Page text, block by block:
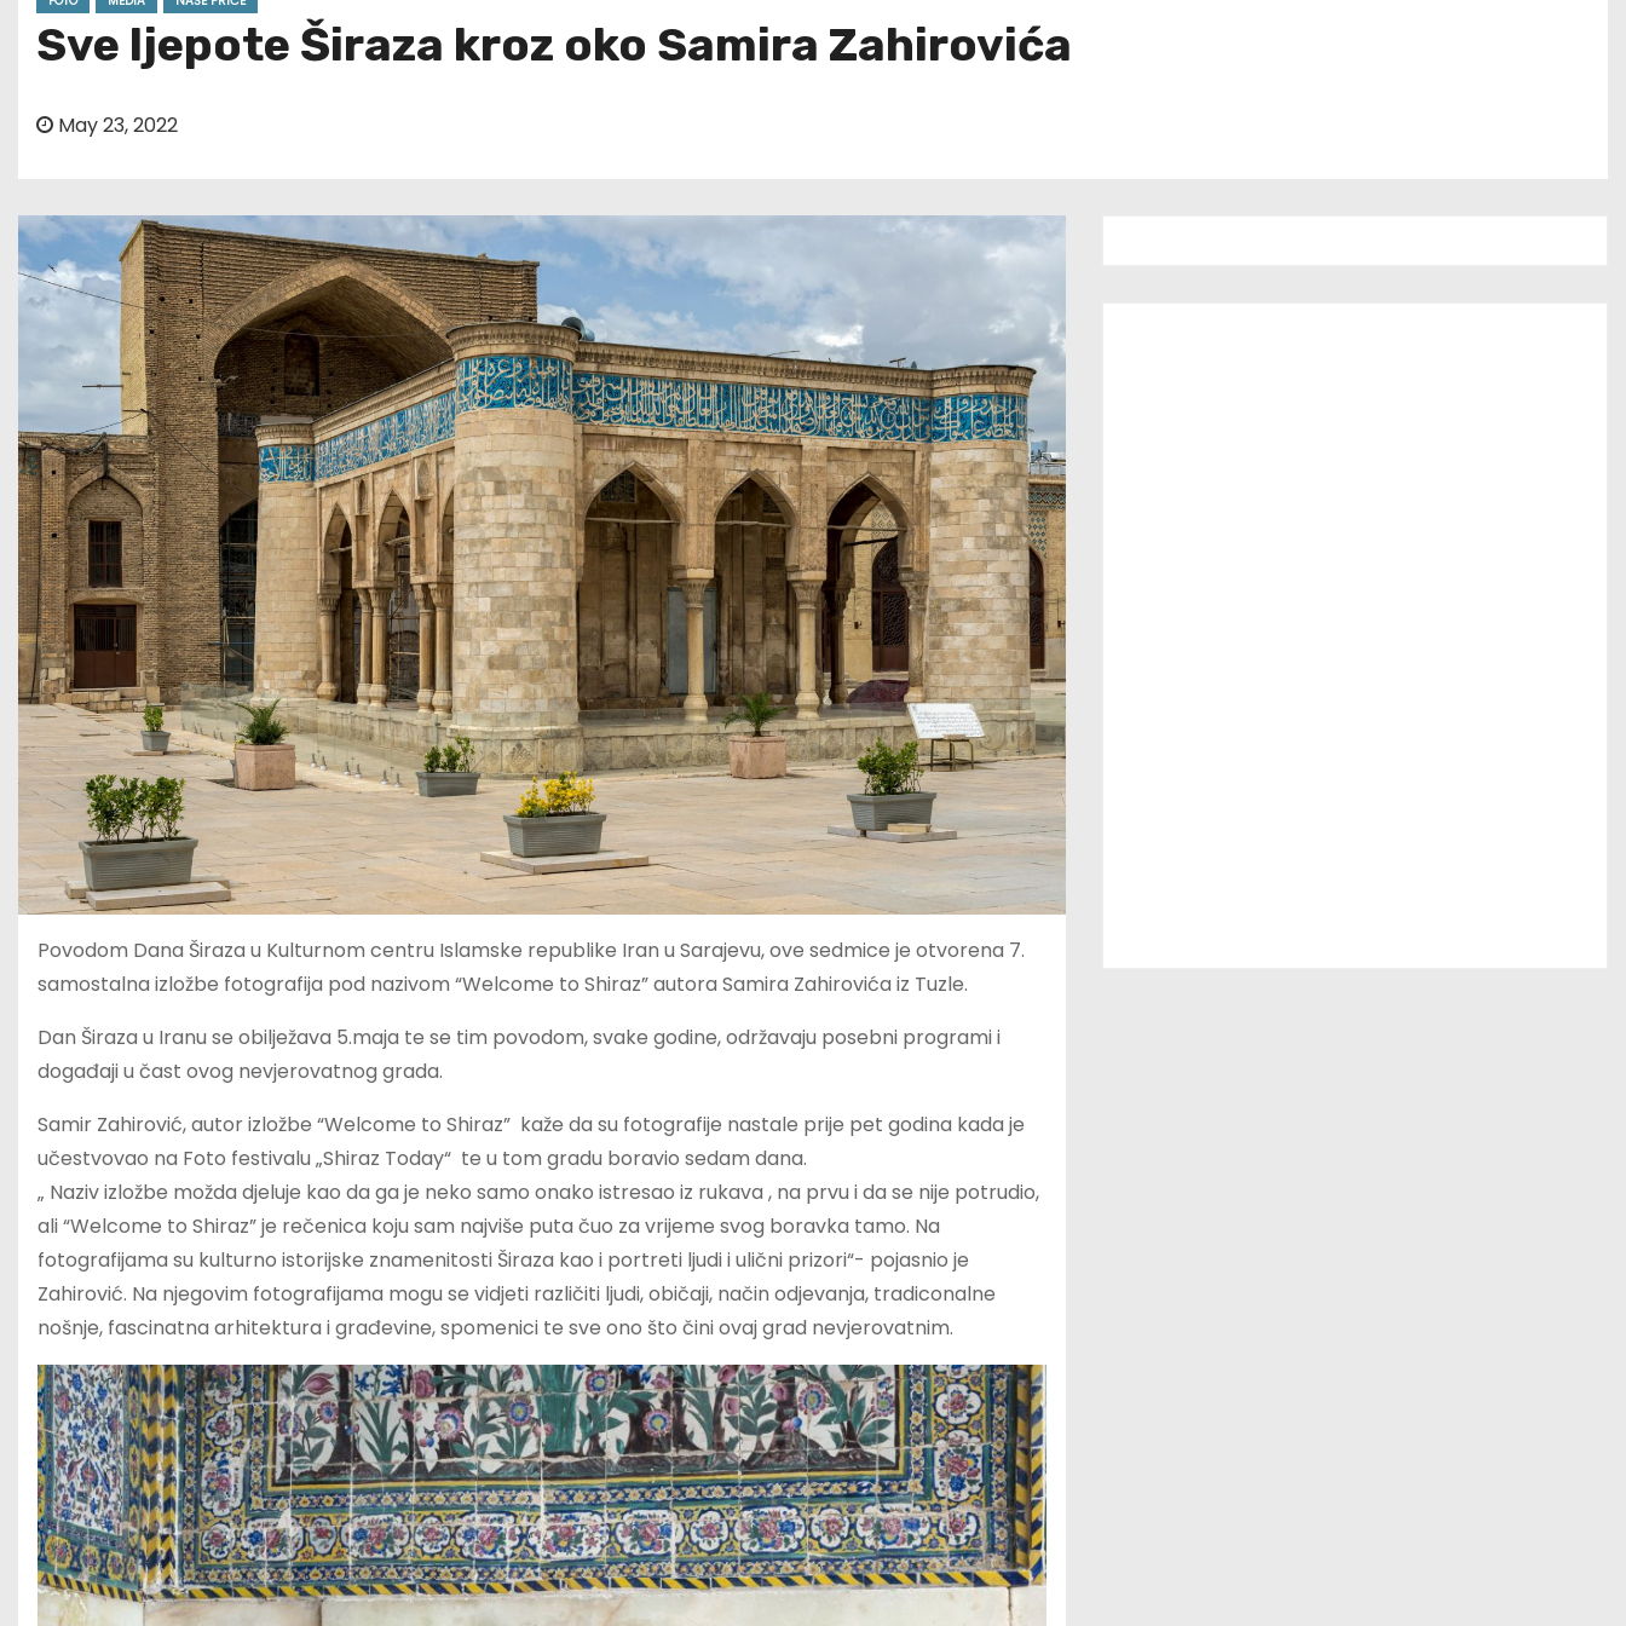
Sve ljepote Širaza kroz oko Samira Zahirovića
May 23, 2022
Povodom Dana Širaza u Kulturnom centru Islamske republike Iran u Sarajevu, ove sedmice je otvorena 7.
samostalna izložbe fotografija pod nazivom “Welcome to Shiraz” autora Samira Zahirovića iz Tuzle.
Dan Širaza u Iranu se obilježava 5.maja te se tim povodom, svake godine, održavaju posebni programi i
događaji u čast ovog nevjerovatnog grada.
Samir Zahirović, autor izložbe “Welcome to Shiraz” kaže da su fotografije nastale prije pet godina kada je
učestvovao na Foto festivalu „Shiraz Today“ te u tom gradu boravio sedam dana.
„ Naziv izložbe možda djeluje kao da ga je neko samo onako istresao iz rukava , na prvu i da se nije potrudio,
ali “Welcome to Shiraz” je rečenica koju sam najviše puta čuo za vrijeme svog boravka tamo. Na
fotografijama su kulturno istorijske znamenitosti Širaza kao i portreti ljudi i ulični prizori“- pojasnio je
Zahirović. Na njegovim fotografijama mogu se vidjeti različiti ljudi, običaji, način odjevanja, tradiconalne
nošnje, fascinatna arhitektura i građevine, spomenici te sve ono što čini ovaj grad nevjerovatnim.